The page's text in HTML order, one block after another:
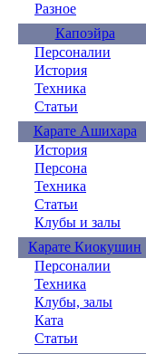
Разное
Капоэйра
Персоналии
История
Техника
Статьи
Карате Ашихара
История
Персона
Техника
Статьи
Клубы и залы
Карате Киокушин
Персоналии
Техника
Клубы, залы
Ката
Статьи